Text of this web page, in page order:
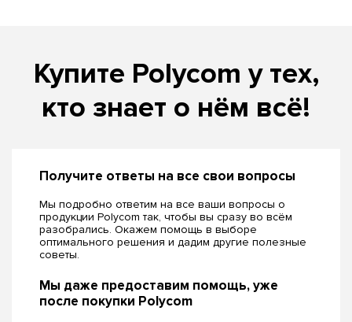
Купите Polycom у тех,
кто знает о нём всё!
Получите ответы на все свои вопросы
Мы подробно ответим на все ваши вопросы о
продукции Polycom так, чтобы вы сразу во всём
разобрались. Окажем помощь в выборе
оптимального решения и дадим другие полезные
советы.
Мы даже предоставим помощь, уже
после покупки Polycom